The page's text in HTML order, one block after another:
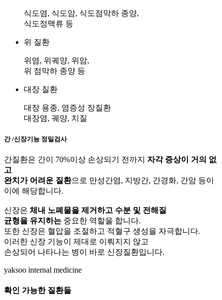
식도염, 식도암, 식도점막하 종양,
식도정맥류 등
위 질환
위염, 위궤양, 위암,
위 점막하 종양 등
대장 질환
대장 용종, 염증성 장질환
대장염, 궤양, 치질
간 /신장기능 정밀검사
간질환은 간이 70%이상 손상되기 전까지 자각 증상이 거의 없
고
완치가 어려운 질환으로 만성간염, 지방간, 간경화, 간암 등이
이에 해당합니다.
신장은 체내 노폐물을 제거하고 수분 및 전해질
균형을 유지하는 중요한 역할을 합니다.
또한 신장은 혈압을 조절하고 적혈구 생성을 자극합니다.
이러한 신장 기능이 제대로 이뤄지지 않고
손상되어 나타나는 병이 바로 신장질환입니다.
yaksoo internal medicine
확인 가능한 질환들